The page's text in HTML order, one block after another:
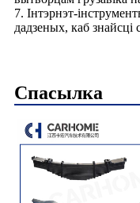
7. Інтэрнэт-
дадзеных, каб
Спасылка